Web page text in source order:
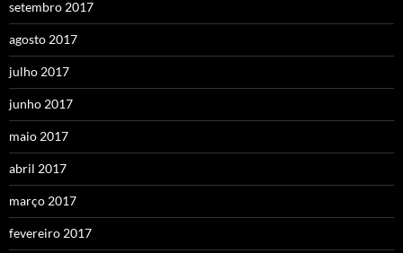
setembro 2017
agosto 2017
julho 2017
junho 2017
maio 2017
abril 2017
março 2017
fevereiro 2017